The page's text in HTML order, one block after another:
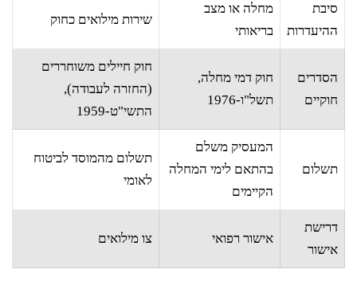
סיבת
ההיעדרות
מחלה או מצב
בריאותי
שירות מילואים כחוק
הסדרים
חוקיים
חוק דמי מחלה,
תשל"ו-1976
חוק חיילים משוחררים
(החזרה לעבודה),
התשי"ט-1959
תשלום
המעסיק משלם
בהתאם לימי המחלה
הקיימים
תשלום מהמוסד לביטוח
לאומי
דרישת
אישור
אישור רפואי צו מילואים